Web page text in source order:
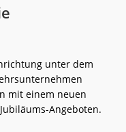
unter dem
mit einem neuen
Angeboten.